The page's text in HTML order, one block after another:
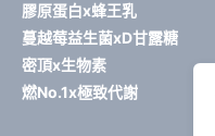
k
-
f
a
m
膠原蛋白x蜂王乳
蔓越莓益生菌xD甘露糖
密頂x生物素
燃No.1x極致代謝